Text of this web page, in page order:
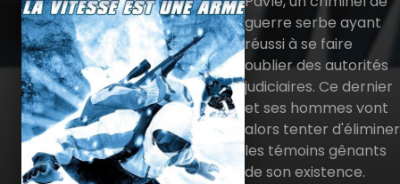
guerre serbe ayant
réussi à se faire
oublier des autorités
judiciaires. Ce dernier
et ses hommes vont
alors tenter d'éliminer
les témoins gênants
de son existence.